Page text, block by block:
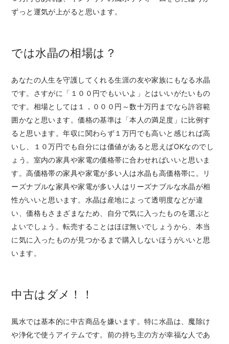
ずっと運気が上がると思います。
では水晶の相場は？
あなたの人生を守護してくれる生涯の友や家族にもなる水晶
です。さすがに「１００円でもいいよ」とはいいがたいもの
です。相場としては１，０００円～数十万円までなら許容範
囲かなと思います。価格の基準は「本人の満足度」に比例す
ると思います。年収に関わらず１万円でも高いと感じれば高
いし、１０万円でも自分には価値があると思えばOKなのでし
ょう。室内の家具や家電の価格帯に合わせればいいと思いま
す。高価格帯の家具や家電が多い人は水晶も高価格帯に。リ
ーズナブルな家具や家電が多い人はリーズナブルな水晶が相
性がいいと思います。水晶は産地によって透明度などが違
い、価格もさまざまなため、自分で気に入ったものを選ぶと
よいでしょう。転売することはほぼ無いでしょうから、本当
に気に入ったものが見つかるまで購入しないほうがいいと思
います。
中古はダメ！！
風水では基本的に中古商品を嫌います。特に水晶は、魔除け
や浄化で使うアイテムです。前の持ち主の方が幸福な人であ